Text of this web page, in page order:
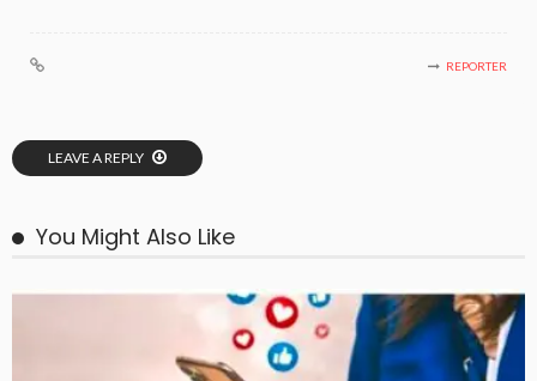
REPORTER
LEAVE A REPLY
You Might Also Like